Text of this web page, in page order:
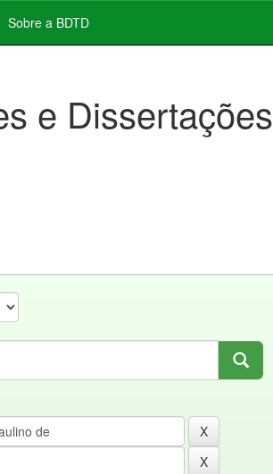
Sobre a BDTD
e Dissertações